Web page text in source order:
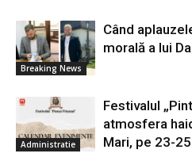
Breaking News
Când
morală a lui
Administratie
Festivalul
atmosfera
Mari, pe 23-